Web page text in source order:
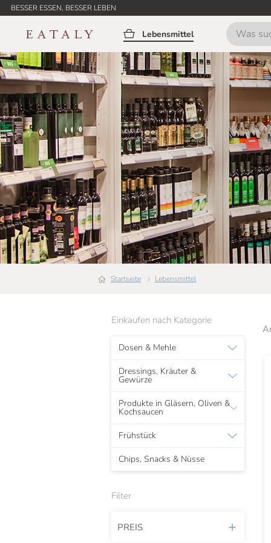
BESSER ESSEN, BESSER LEBEN
Lebensmittel
Startseite Lebensmittel
Einkaufen nach Kategorie
Dosen & Mehle
Dressings, Kräuter &
Gewürze
Produkte in Gläsern, Oliven &
Kochsaucen
Frühstück
Chips, Snacks & Nüsse
Filter
PREIS